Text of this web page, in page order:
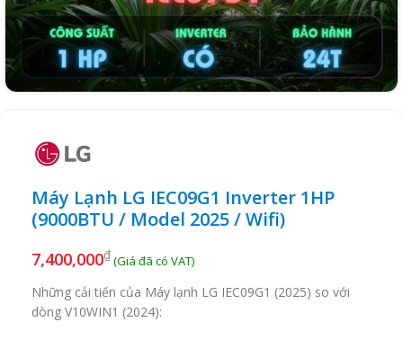
Máy Lạnh LG IEC09G1 Inverter 1HP
(9000BTU / Model 2025 / Wifi)
7,400,000₫
Những cải tiến của Máy lạnh LG IEC09G1 (2025) so với
dòng V10WIN1 (2024):